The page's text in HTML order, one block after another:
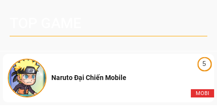
5
MOBI
Naruto Đại Chiến Mobile